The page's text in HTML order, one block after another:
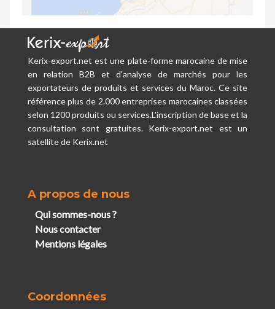
Kerix-export.net est une plate-forme marocaine de mise
en relation B2B et d'analyse de marchés pour les
exportateurs de produits et services du Maroc. Ce site
référence plus de 2.000 entreprises marocaines classées
selon 1200 produits ou services.L'inscription de base et la
consultation sont gratuites. Kerix-export.net est un
satellite de Kerix.net
A propos de nous
Qui sommes-nous ?
Nous contacter
Mentions légales
Coordonnées